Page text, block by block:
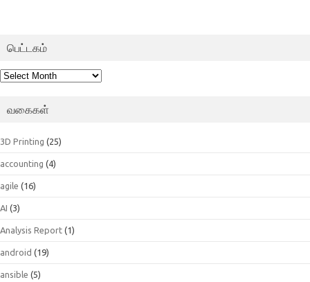
பெட்டகம்
பெட்டகம்
வகைகள்
3D Printing (25)
accounting (4)
agile (16)
AI (3)
Analysis Report (1)
android (19)
ansible (5)